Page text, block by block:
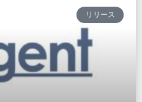
リリース